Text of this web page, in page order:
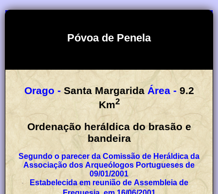
Póvoa de Penela
Orago - Santa Margarida Área - 9.2
Km2
Ordenação heráldica do brasão e
bandeira
Segundo o parecer da Comissão de Heráldica da
Associação dos Arqueólogos Portugueses de
09/01/2001
Estabelecida em reunião de Assembleia de